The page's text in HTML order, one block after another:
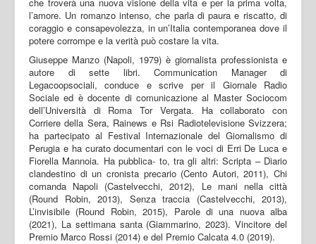
l’amore. Un romanzo intenso, che parla di paura e riscatto, di
coraggio e consapevolezza, in un’Italia contemporanea dove il
potere corrompe e la verità può costare la vita.
Giuseppe Manzo (Napoli, 1979) è giornalista professionista e
autore di sette libri. Communication Manager di
Legacoopsociali, conduce e scrive per il Giornale Radio
Sociale ed è docente di comunicazione al Master Sociocom
dell’Università di Roma Tor Vergata. Ha collaborato con
Corriere della Sera, Rainews e Rsi Radiotelevisione Svizzera;
ha partecipato al Festival Internazionale del Giornalismo di
Perugia e ha curato documentari con le voci di Erri De Luca e
Fiorella Mannoia. Ha pubblica- to, tra gli altri: Scripta – Diario
clandestino di un cronista precario (Cento Autori, 2011), Chi
comanda Napoli (Castelvecchi, 2012), Le mani nella città
(Round Robin, 2013), Senza traccia (Castelvecchi, 2013),
L’invisibile (Round Robin, 2015), Parole di una nuova alba
(2021), La settimana santa (Giammarino, 2023). Vincitore del
Premio Marco Rossi (2014) e del Premio Calcata 4.0 (2019).